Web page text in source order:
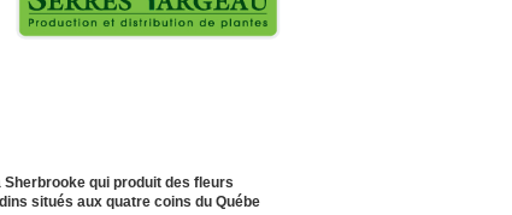
qui produit des fleurs
situés aux quatre coins du Québe